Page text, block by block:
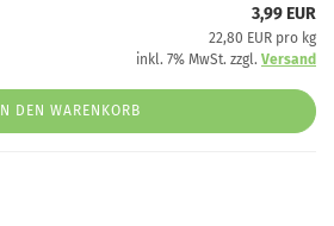
3,99 EUR
22,80 EUR pro kg
inkl. 7% MwSt. zzgl. Versand
IN DEN WARENKORB